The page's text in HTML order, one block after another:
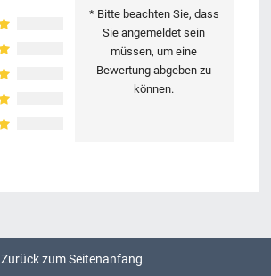
* Bitte beachten Sie, dass
Sie angemeldet sein
müssen, um eine
Bewertung abgeben zu
können.
Zurück zum Seitenanfang